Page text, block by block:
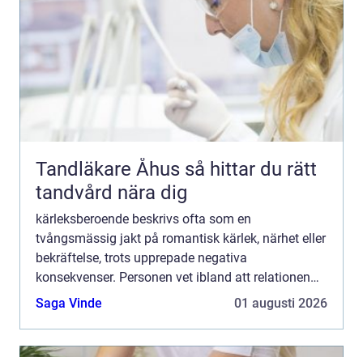
Tandläkare Åhus så hittar du rätt
tandvård nära dig
kärleksberoende beskrivs ofta som en
tvångsmässig jakt på romantisk kärlek, närhet eller
bekräftelse, trots upprepade negativa
konsekvenser. Personen vet ibland att relationen
skadar, men fortsätter ändå. Drivkraften är sällan
Saga Vinde 01 augusti 2026